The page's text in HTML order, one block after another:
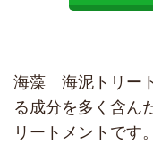
海藻 海泥トリー
る成分を多く含ん
リートメントです。